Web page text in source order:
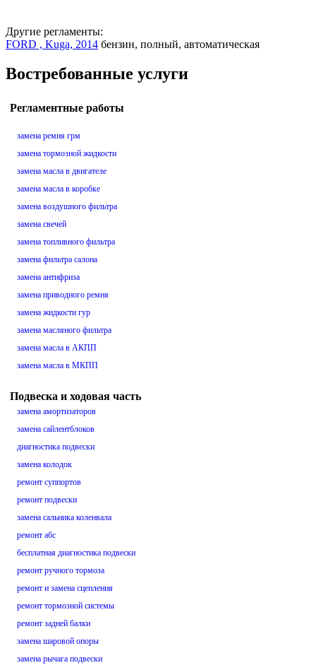
Другие регламенты:
FORD , Kuga, 2014 бензин, полный, автоматическая
Востребованные услуги
Регламентные работы
замена ремня грм
замена тормозной жидкости
замена масла в двигателе
замена масла в коробке
замена воздушного фильтра
замена свечей
замена топливного фильтра
замена фильтра салона
замена антифриза
замена приводного ремня
замена жидкости гур
замена масляного фильтра
замена масла в АКПП
замена масла в МКПП
Подвеска и ходовая часть
замена амортизаторов
замена сайлентблоков
диагностика подвески
замена колодок
ремонт суппортов
ремонт подвески
замена сальника коленвала
ремонт абс
бесплатная диагностика подвески
ремонт ручного тормоза
ремонт и замена сцепления
ремонт тормозной системы
ремонт задней балки
замена шаровой опоры
замена рычага подвески